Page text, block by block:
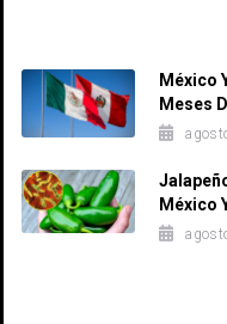
México
Meses
México